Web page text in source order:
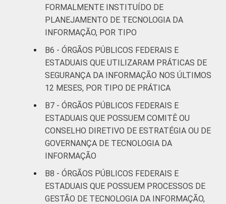
FORMALMENTE INSTITUÍDO DE
PLANEJAMENTO DE TECNOLOGIA DA
INFORMAÇÃO, POR TIPO
B6 - ÓRGÃOS PÚBLICOS FEDERAIS E
ESTADUAIS QUE UTILIZARAM PRÁTICAS DE
SEGURANÇA DA INFORMAÇÃO NOS ÚLTIMOS
12 MESES, POR TIPO DE PRÁTICA
B7 - ÓRGÃOS PÚBLICOS FEDERAIS E
ESTADUAIS QUE POSSUEM COMITÊ OU
CONSELHO DIRETIVO DE ESTRATÉGIA OU DE
GOVERNANÇA DE TECNOLOGIA DA
INFORMAÇÃO
B8 - ÓRGÃOS PÚBLICOS FEDERAIS E
ESTADUAIS QUE POSSUEM PROCESSOS DE
GESTÃO DE TECNOLOGIA DA INFORMAÇÃO,